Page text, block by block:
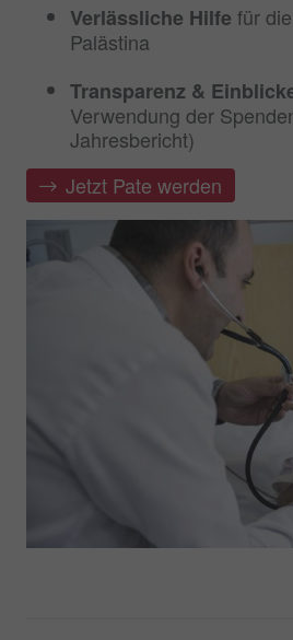
Verlässliche Hilfe für
Palästina
Transparenz &
Verwendung der
Jahresbericht)
Jetzt Pate werden